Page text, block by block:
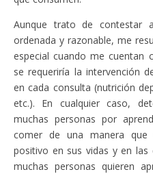
Aunque trato de contestar
ordenada y razonable, me
especial cuando me cuentan
se requeriría la intervención
en cada consulta (nutrición
etc.). En cualquier caso,
muchas personas por
comer de una manera que
positivo en sus vidas y en
muchas personas quieren